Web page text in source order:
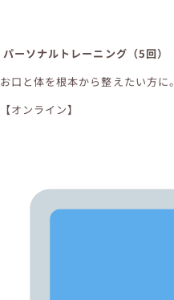
パーソナルトレーニング（5回）
お口と体を根本から整えたい方に。
【オンライン】